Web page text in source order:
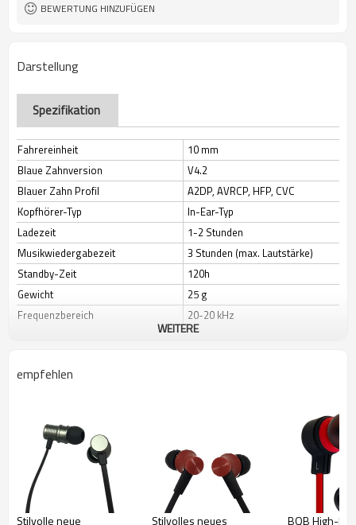
BEWERTUNG HINZUFÜGEN
Darstellung
Spezifikation
Fahrereinheit
10 mm
Blaue Zahnversion
V4.2
Blauer Zahn Profil
A2DP, AVRCP, HFP, CVC
Kopfhörer-Typ
In-Ear-Typ
Ladezeit
1-2 Stunden
Musikwiedergabezeit
3 Stunden (max. Lautstärke)
Standby-Zeit
120h
Gewicht
25 g
Frequenzbereich
20-20 kHz
16/32 Ohm
WEITERE
empfehlen
Stilvolle neue Stilvolles neues BQB High-End